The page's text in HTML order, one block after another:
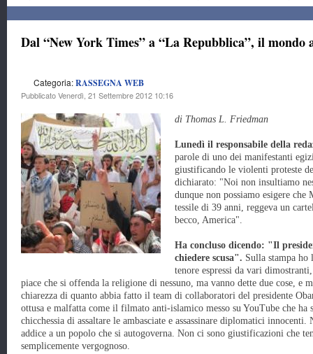
Dal “New York Times” a “La Repubblica”, il mondo
Categoria:RASSEGNA WEB
Pubblicato Venerdì, 21 Settembre 2012 10:16
di Thomas L. Friedman
Lunedì il responsabile della
parole di uno dei manifestanti
giustificando le violenti proteste
dichiarato: "Noi non insultiamo
dunque non possiamo esigere
tessile di 39 anni, reggeva un
becco, America".
Ha concluso dicendo: "Il
chiedere scusa". Sulla stampa ho
tenore espressi da vari
piace che si offenda la religione di nessuno, ma vanno dette due cose, e
chiarezza di quanto abbia fatto il team di collaboratori del presidente
ottusa e malfatta come il filmato anti-islamico messo su YouTube che
chicchessia di assaltare le ambasciate e assassinare diplomatici
addice a un popolo che si autogoverna. Non ci sono giustificazioni che
semplicemente vergognoso.